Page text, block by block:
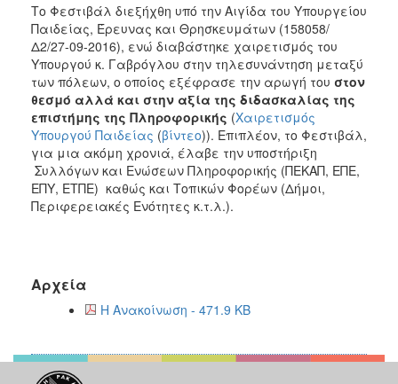
Το Φεστιβάλ διεξήχθη υπό την Αιγίδα του Υπουργείου
Παιδείας, Έρευνας και Θρησκευμάτων (158058/
Δ2/27-09-2016), ενώ διαβάστηκε χαιρετισμός του
Υπουργού κ. Γαβρόγλου στην τηλεσυνάντηση μεταξύ
των πόλεων, ο οποίος εξέφρασε την αρωγή του στον
θεσμό αλλά και στην αξία της διδασκαλίας της
επιστήμης της Πληροφορικής (Χαιρετισμός
Υπουργού Παιδείας (βίντεο)). Επιπλέον, το Φεστιβάλ,
για μια ακόμη χρονιά, έλαβε την υποστήριξη
Συλλόγων και Ενώσεων Πληροφορικής (ΠΕΚΑΠ, ΕΠΕ,
ΕΠΥ, ΕΤΠΕ) καθώς και Τοπικών Φορέων (Δήμοι,
Περιφερειακές Ενότητες κ.τ.λ.).
Αρχεία
Η Ανακοίνωση - 471.9 KB